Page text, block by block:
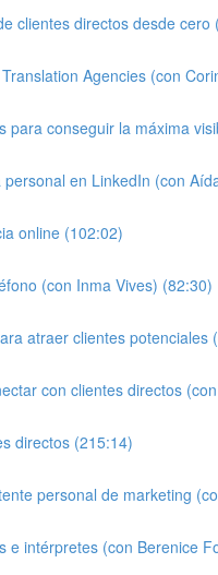
clientes directos desde
Agencies (con
para conseguir la máxima
en LinkedIn (con
online (102:02)
(con Inma Vives) (82:30)
atraer clientes potenciales
con clientes directos
directos (215:14)
personal de marketing
e intérpretes (con Berenice